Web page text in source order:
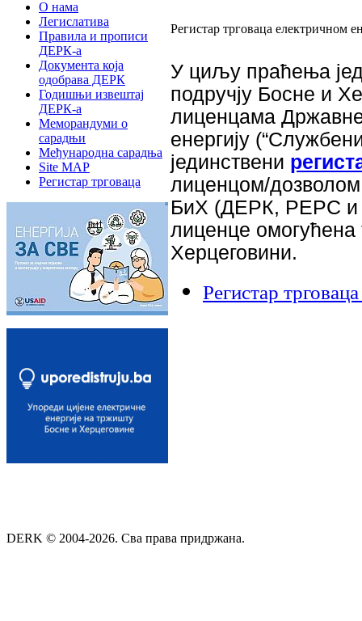
О нама
Легислатива
Правила и прописи
ДЕРК-а
Документа која
одобрава ДЕРК
Годишњи извештај
ДЕРК-а
Меморандуми о
сарадњи
Међународна сарадња
Site MAP
Регистар трговаца
Регистар трговаца електричном
У циљу праћења
подручју Босне и
лиценцама Државне
енергију
јединствени
лиценцом/дозволом
БиХ (ДЕРК, РЕРС и
лиценце омогућена
Херцеговини.
Регистар
DERK © 2004-2026. Сва права придржана.